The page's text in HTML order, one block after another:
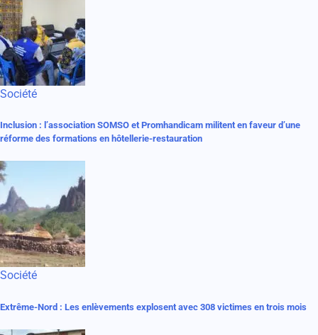
Société
Inclusion : l’association SOMSO et Promhandicam militent en faveur d’une
réforme des formations en hôtellerie-restauration
Société
Extrême-Nord : Les enlèvements explosent avec 308 victimes en trois mois